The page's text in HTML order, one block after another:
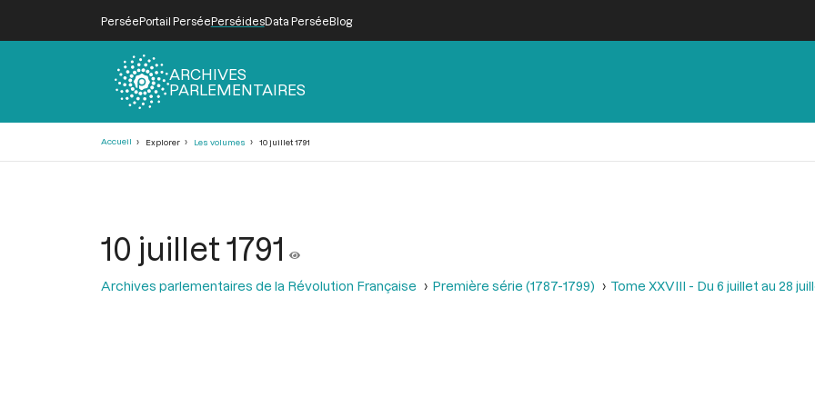
PerséePortail PerséePerséidesData PerséeBlog
ARCHIVES
PARLEMENTAIRES
Accueil Explorer Les volumes 10 juillet 1791
10 juillet 1791
Archives parlementaires de la Révolution Française Première série (1787-1799) Tome XXVIII - Du 6 juillet au 28